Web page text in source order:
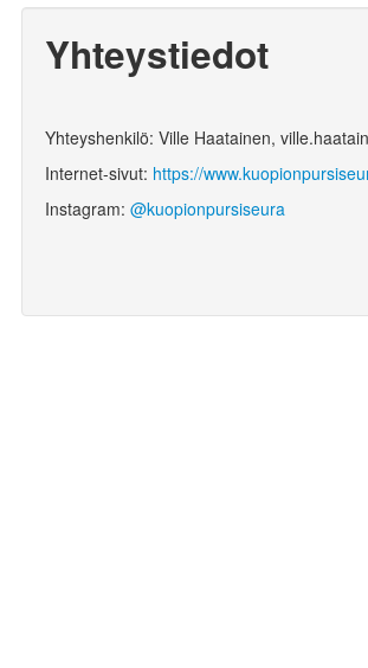
Yhteystiedot
Yhteyshenkilö: Ville Haatainen,
Internet-sivut: https://
Instagram: @kuopionpursiseura